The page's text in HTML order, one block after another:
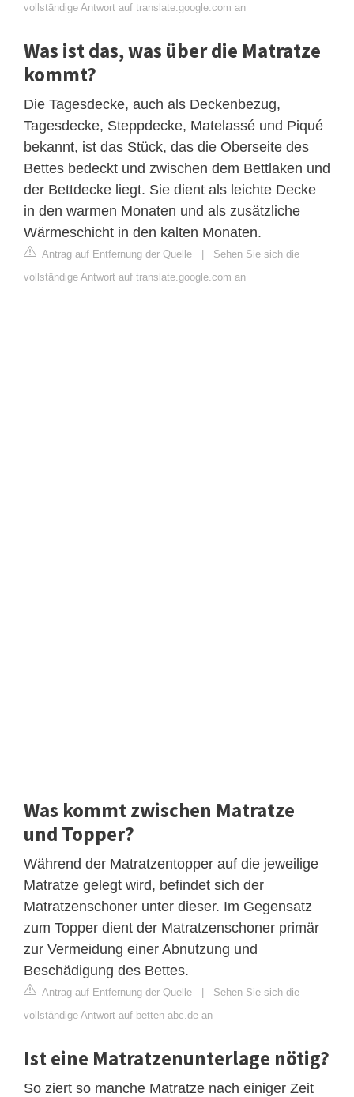
vollständige Antwort auf translate.google.com an
Was ist das, was über die Matratze
kommt?
Die Tagesdecke, auch als Deckenbezug,
Tagesdecke, Steppdecke, Matelassé und Piqué
bekannt, ist das Stück, das die Oberseite des
Bettes bedeckt und zwischen dem Bettlaken und
der Bettdecke liegt. Sie dient als leichte Decke
in den warmen Monaten und als zusätzliche
Wärmeschicht in den kalten Monaten.
Antrag auf Entfernung der Quelle | Sehen Sie sich die
vollständige Antwort auf translate.google.com an
Was kommt zwischen Matratze
und Topper?
Während der Matratzentopper auf die jeweilige
Matratze gelegt wird, befindet sich der
Matratzenschoner unter dieser. Im Gegensatz
zum Topper dient der Matratzenschoner primär
zur Vermeidung einer Abnutzung und
Beschädigung des Bettes.
Antrag auf Entfernung der Quelle | Sehen Sie sich die
vollständige Antwort auf betten-abc.de an
Ist eine Matratzenunterlage nötig?
So ziert so manche Matratze nach einiger Zeit